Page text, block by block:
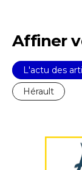
Affiner
L'actu des
Hérault